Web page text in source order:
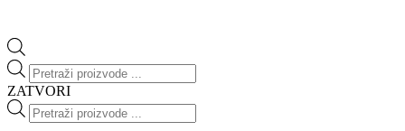
Products
search
ZATVORI
Products
search